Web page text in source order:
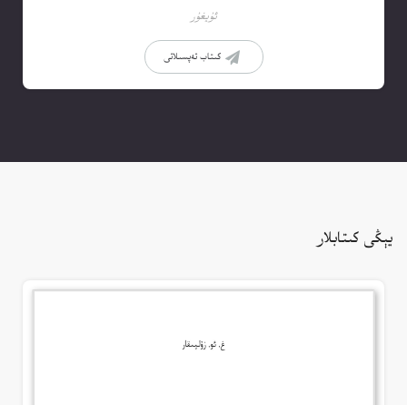
ئۇيغۇر
كىتاب تەپسىلاتى
يېڭى كىتابلار